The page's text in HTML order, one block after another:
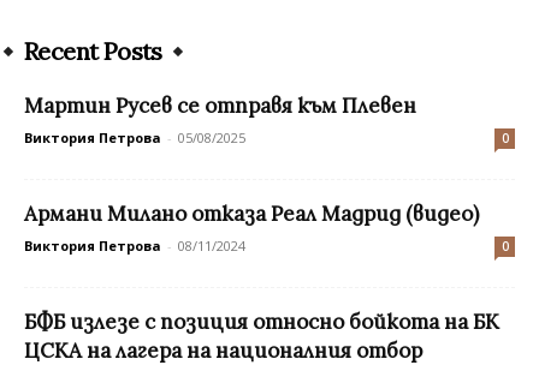
Recent Posts
Мартин Русев се отправя към Плевен
Виктория Петрова - 05/08/2025 0
Армани Милано отказа Реал Мадрид (видео)
Виктория Петрова - 08/11/2024 0
БФБ излезе с позиция относно бойкота на БК
ЦСКА на лагера на националния отбор